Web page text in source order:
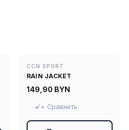
CCN SPORT
RAIN JACKET
149,90 BYN
+ Сравнить